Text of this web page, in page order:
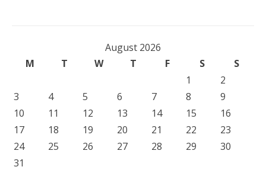
August 2026
M
T W T F S
S
1
2
3
4 5 6 7 8
9
10
11 12 13 14 15
16
17
18 19 20 21 22
23
24
25 26 27 28 29
30
31